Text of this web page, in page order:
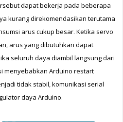
dapat bekerja pada beberapa
kurang direkomendasikan terutama
arus cukup besar. Ketika servo
arus yang dibutuhkan dapat
seluruh daya diambil langsung dari
menyebabkan Arduino restart
tidak stabil, komunikasi serial
daya Arduino.